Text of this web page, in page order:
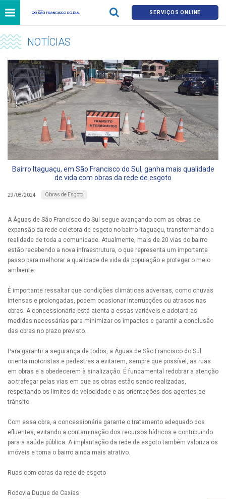
SERVIÇOS ONLINE
NOTÍCIAS
Bairro Itaguaçu, em São Francisco do Sul, ganha mais qualidade
de vida com obras da rede de esgoto
29/08/2024 Obras de Esgoto
A Águas de São Francisco do Sul segue avançando com as obras de
expansão da rede coletora de esgoto no bairro Itaguaçu, transformando a
realidade de toda a comunidade. Atualmente, mais de 20 vias do bairro
estão recebendo a nova infraestrutura, o que representa um importante
passo para melhorar a qualidade de vida da população e proteger o meio
ambiente.
É importante ressaltar que condições climáticas adversas, como chuvas
intensas e prolongadas, podem ocasionar interrupções ou atrasos nas
obras. A concessionária está atenta a essas variáveis e adotará as
medidas necessárias para minimizar os impactos e garantir a conclusão
das obras no prazo previsto.
Para garantir a segurança de todos, a Águas de São Francisco do Sul
orienta motoristas e pedestres a evitarem, sempre que possível, as ruas
em obras e a obedecerem à sinalização. É fundamental redobrar a atenção
ao trafegar pelas vias em que as obras estão sendo realizadas,
respeitando os limites de velocidade e as orientações dos agentes de
trânsito.
Com essa obra, a concessionária garante o tratamento adequado dos
efluentes, evitando a contaminação dos recursos hídricos e contribuindo
para a saúde pública. A implantação da rede de esgoto também valoriza os
imóveis e torna o bairro ainda mais atrativo.
Ruas com obras da rede de esgoto
Rodovia Duque de Caxias